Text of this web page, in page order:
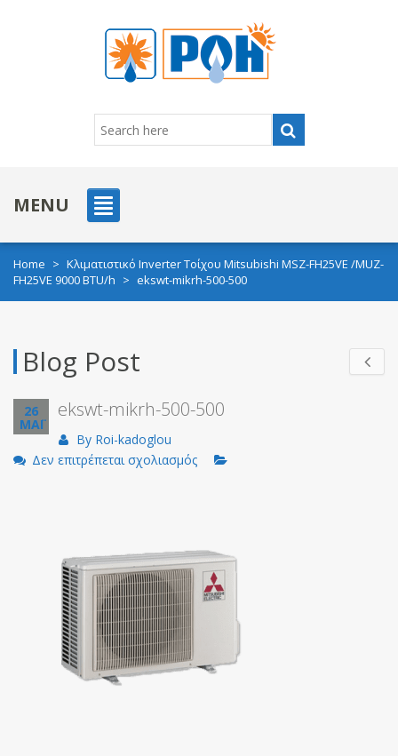
MENU
Home > Κλιματιστικό Inverter Τοίχου Mitsubishi MSZ-FH25VE /MUZ-
FH25VE 9000 BTU/h > ekswt-mikrh-500-500
Blog Post
26
ΜΑΪ
ekswt-mikrh-500-500
By Roi-kadoglou
Δεν επιτρέπεται σχολιασμόςστο